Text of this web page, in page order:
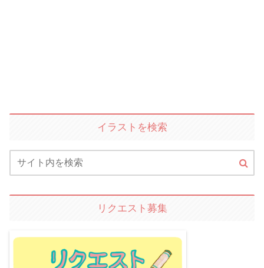
イラストを検索
リクエスト募集